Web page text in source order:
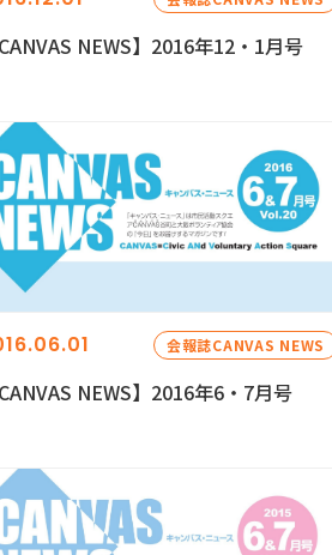
CANVAS NEWS】2016年12・1月号
会報誌CANVAS NEWS
CANVAS NEWS】2016年6・7月号